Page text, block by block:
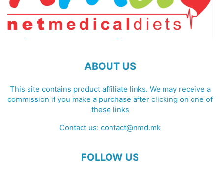
ABOUT US
This site contains product affiliate links. We may receive a
commission if you make a purchase after clicking on one of
these links
Contact us: contact@nmd.mk
FOLLOW US